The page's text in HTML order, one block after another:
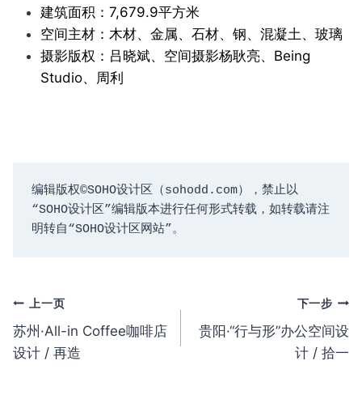
建筑面积：7,679.9平方米
空间主材：木材、金属、石材、钢、混凝土、玻璃
摄影版权：吕晓斌、空间摄影杨耿亮、Being
Studio、周利
编辑版权©️SOHO设计区（sohodd.com），禁止以
“SOHO设计区”编辑版本进行任何形式转载，如转载请注
明转自“SOHO设计区网站”。
文
章
上一页
苏州·All-in Coffee咖啡店
设计 / 再造
下一步
贵阳·“行与形”办公空间设
计 / 拾一